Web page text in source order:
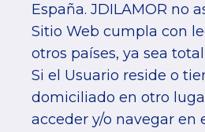
España. JDILAMOR no
Sitio Web cumpla con
otros países, ya sea
Si el Usuario reside o
domiciliado en otro
acceder y/o navegar en